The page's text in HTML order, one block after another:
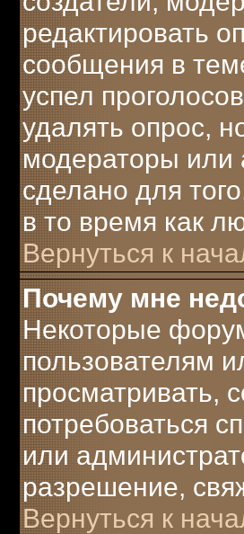
редактировать
сообщения в
успел
удалять опрос,
модераторы или
сделано для
в то время как
Вернуться к
Почему мне
Некоторые
пользователям
просматривать,
потребоваться
или
разрешение,
Вернуться к